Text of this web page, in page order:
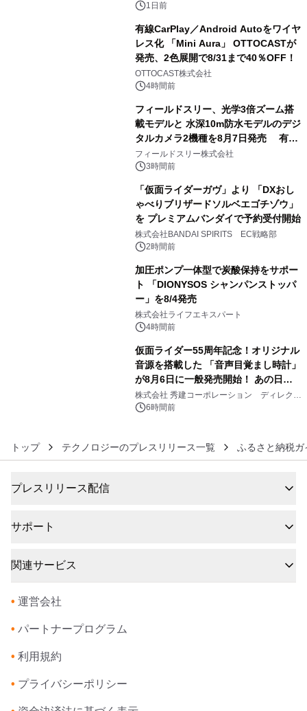
1日前
有線CarPlay／Android Autoをワイヤ
レス化 「Mini Aura」 OTTOCASTが
発売、2色展開で8/31まで40％OFF！
OTTOCAST株式会社
4時間前
フィールドスリー、光学3倍ズーム搭
載モデルと 水深10m防水モデルのデジ
タルカメラ2機種を8月7日発売 有効
約1300万画素、用途別に選べるコンデ
ジ新登場
フィールドスリー株式会社
3時間前
「仮面ライダーガヴ」より 「DXおし
ゃべりブリザードソルベエゴチゾウ」
を プレミアムバンダイで予約受付開始
株式会社BANDAI SPIRITS EC戦略部
2時間前
加圧ポンプ一体型で炭酸保持をサポー
ト 「DIONYSOS シャンパンストッパ
ー」を8/4発売
株式会社ライフエキスパート
4時間前
仮面ライダー55周年記念！オリジナル
音源を搭載した 「音声目覚まし時計」
が8月6日に一般発売開始！ あの日の
大興奮が今甦る
株式会社 秀建コーポレーション ディレクト
アートギャラリー
6時間前
トップ テクノロジーのプレスリリース一覧 ふるさと納税ガ
プレスリリース配信
サポート
関連サービス
• 運営会社
• パートナープログラム
• 利用規約
• プライバシーポリシー